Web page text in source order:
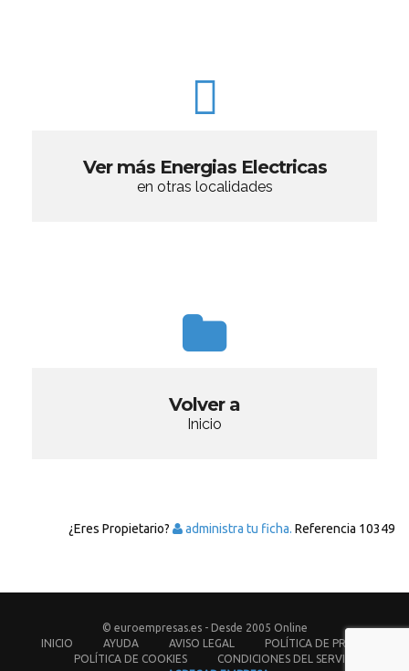
Ver más Energias Electricas
en otras localidades
Volver a
Inicio
¿Eres Propietario? administra tu ficha. Referencia 10349
© euroempresas.es - Desde 2005 Online
INICIO
AYUDA AVISO LEGAL
POLÍTICA DE PRIVACIDAD
POLÍTICA DE COOKIES
CONDICIONES DEL SERVICIO